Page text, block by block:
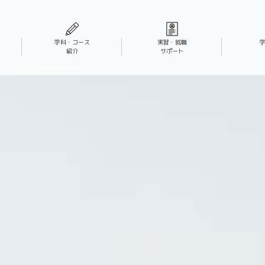
学科・コース
紹介
実習・就職
サポート